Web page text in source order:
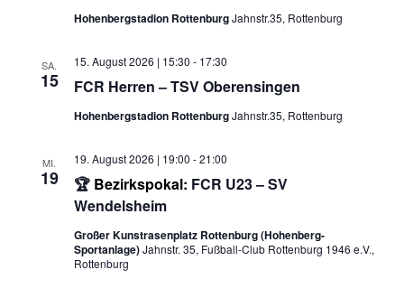
Hohenbergstadion RottenburgJahnstr.35, Rottenburg
SA.
15 FCR Herren – TSV Oberensingen
15. August 2026 | 15:30 - 17:30
Hohenbergstadion RottenburgJahnstr.35, Rottenburg
MI.
19 🏆 Bezirkspokal: FCR U23 – SV
Wendelsheim
19. August 2026 | 19:00 -21:00
Großer Kunstrasenplatz Rottenburg (Hohenberg-
Sportanlage)Jahnstr. 35, Fußball-Club Rottenburg 1946 e.V.,
Rottenburg